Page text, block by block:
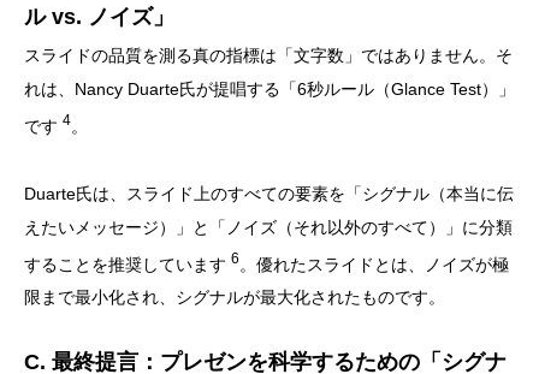
ル vs. ノイズ」
スライドの品質を測る真の指標は「文字数」ではありません。そ
れは、Nancy Duarte氏が提唱する「6秒ルール（Glance Test）」
です 4。
Duarte氏は、スライド上のすべての要素を「シグナル（本当に伝
えたいメッセージ）」と「ノイズ（それ以外のすべて）」に分類
することを推奨しています 6 。優れたスライドとは、ノイズが極
限まで最小化され、シグナルが最大化されたものです。
C. 最終提言：プレゼンを科学するための「シグナ